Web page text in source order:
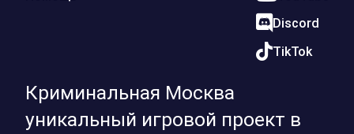
Криминальная Москва
уникальный игровой проект в
Discord
TikTok